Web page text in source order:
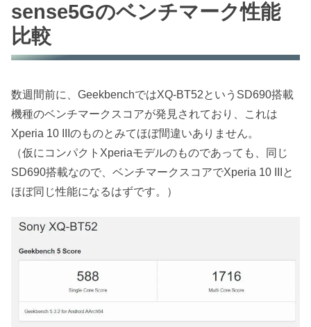
sense5Gのベンチマーク性能
比較
数週間前に、GeekbenchではXQ-BT52というSD690搭載
機種のベンチマークスコアが発見されており、これは
Xperia 10 IIIのものとみてほぼ間違いありません。
（仮にコンパクトXperiaモデルのものであっても、同じ
SD690搭載なので、ベンチマークスコアでXperia 10 IIIと
ほぼ同じ性能になるはずです。）